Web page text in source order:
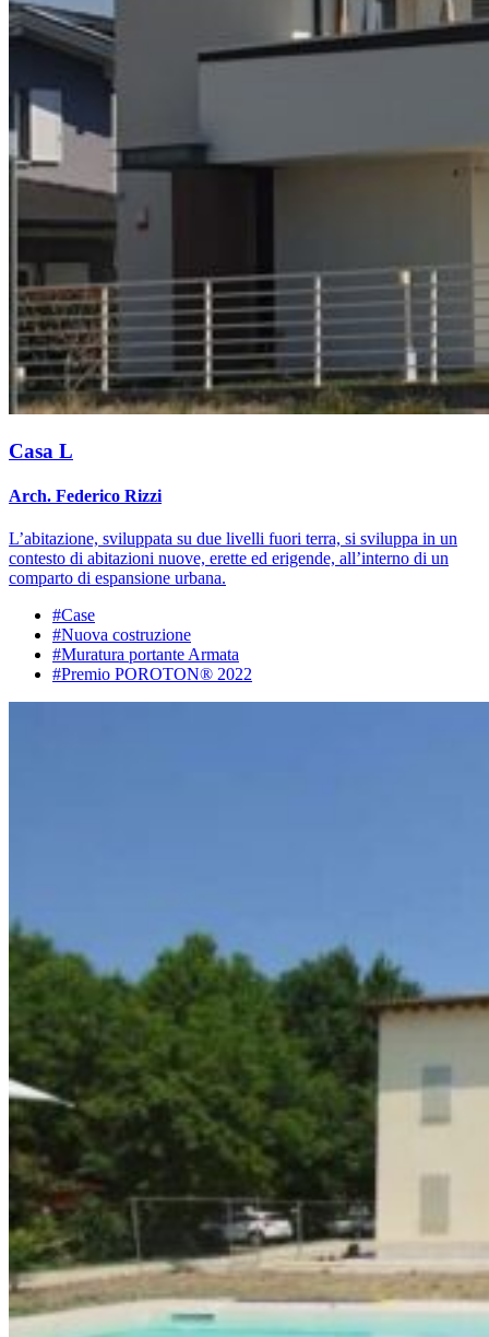
Casa L
Arch. Federico Rizzi
L’abitazione, sviluppata su due livelli fuori terra, si sviluppa in un
contesto di abitazioni nuove, erette ed erigende, all’interno di un
comparto di espansione urbana.
#Case
#Nuova costruzione
#Muratura portante Armata
#Premio POROTON® 2022